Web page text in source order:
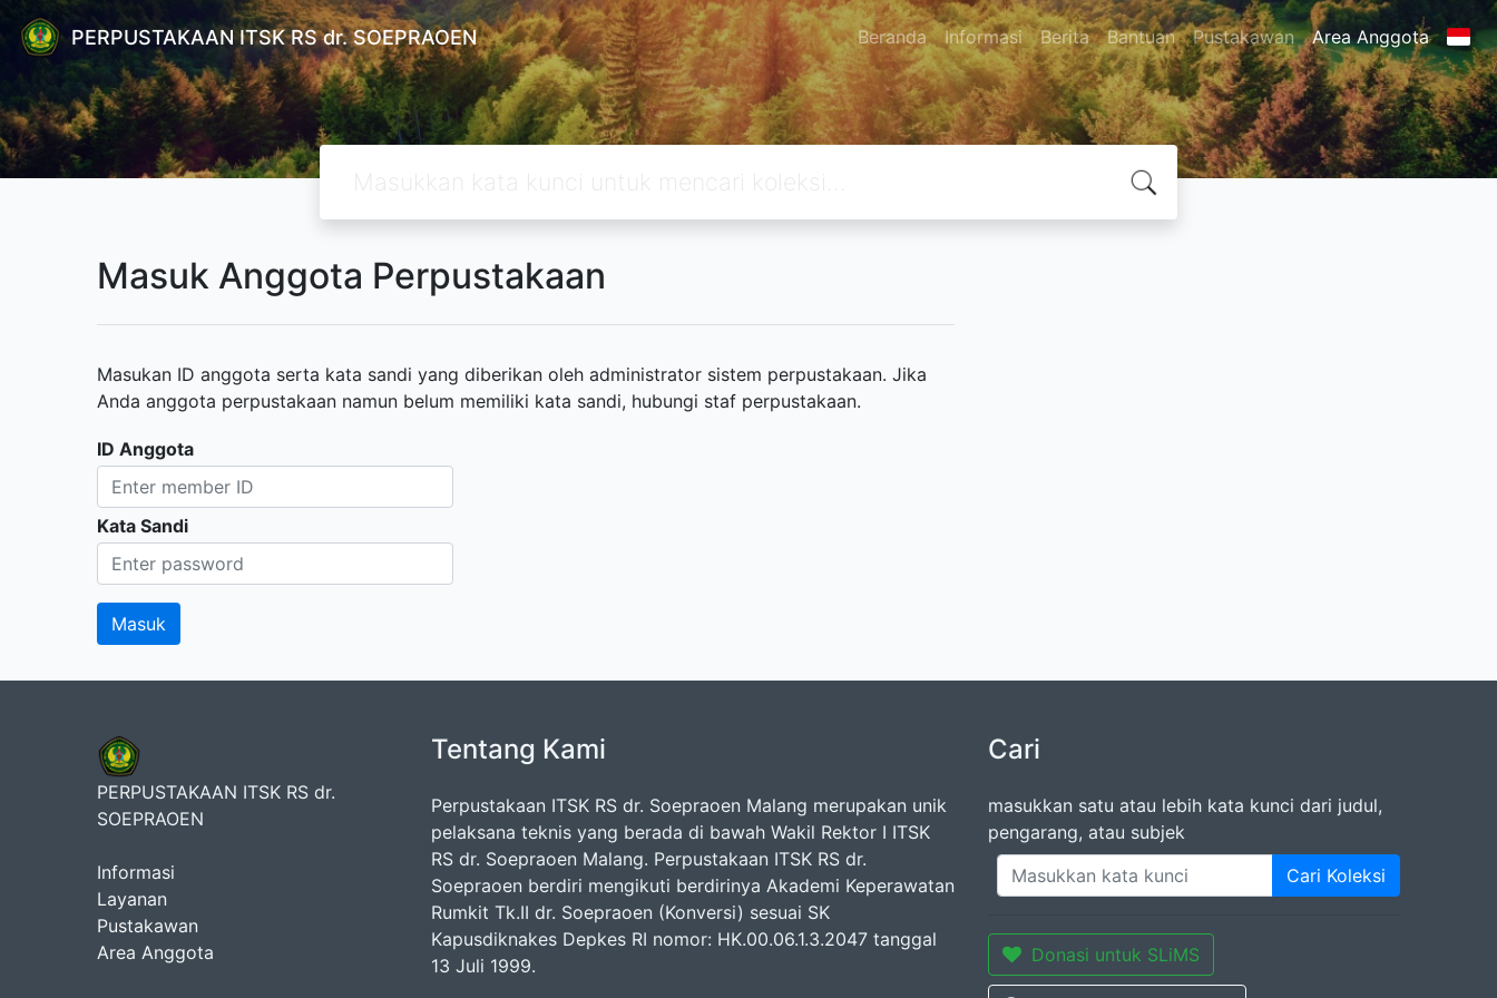
PERPUSTAKAAN ITSK RS dr. SOEPRAOEN Beranda Informasi Berita Bantuan Pustakawan Area Anggota
Masuk Anggota Perpustakaan
Masukan ID anggota serta kata sandi yang diberikan oleh administrator sistem perpustakaan. Jika
Anda anggota perpustakaan namun belum memiliki kata sandi, hubungi staf perpustakaan.
ID Anggota
Kata Sandi
PERPUSTAKAAN ITSK RS dr.
SOEPRAOEN
Informasi
Layanan
Pustakawan
Area Anggota
Tentang Kami
Perpustakaan ITSK RS dr. Soepraoen Malang merupakan unik
pelaksana teknis yang berada di bawah Wakil Rektor I ITSK
RS dr. Soepraoen Malang. Perpustakaan ITSK RS dr.
Soepraoen berdiri mengikuti berdirinya Akademi Keperawatan
Rumkit Tk.II dr. Soepraoen (Konversi) sesuai SK
Kapusdiknakes Depkes RI nomor: HK.00.06.1.3.2047 tanggal
13 Juli 1999.
Cari
masukkan satu atau lebih kata kunci dari judul,
pengarang, atau subjek
Cari Koleksi
Donasi untuk SLiMS